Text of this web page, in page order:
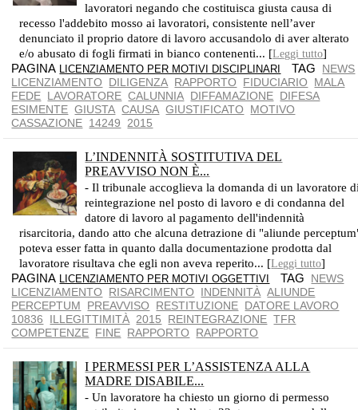
lavoratori negando che costituisca giusta causa di
recesso l'addebito mosso ai lavoratori, consistente nell’aver
denunciato il proprio datore di lavoro accusandolo di aver alterato
e/o abusato di fogli firmati in bianco contenenti... [Leggi tutto]
PAGINA LICENZIAMENTO PER MOTIVI DISCIPLINARI TAG NEWS
LICENZIAMENTO
DILIGENZA RAPPORTO FIDUCIARIO
MALA
FEDE LAVORATORE CALUNNIA DIFFAMAZIONE DIFESA
ESIMENTE GIUSTA CAUSA GIUSTIFICATO
MOTIVO
CASSAZIONE 14249 2015
L’INDENNITÀ SOSTITUTIVA DEL
PREAVVISO NON È...
- Il tribunale accoglieva la domanda di un lavoratore
reintegrazione nel posto di lavoro e di condanna del
datore di lavoro al pagamento dell'indennità
risarcitoria, dando atto che alcuna detrazione di "aliunde
poteva esser fatta in quanto dalla documentazione prodotta dal
lavoratore risultava che egli non aveva reperito... [Leggi tutto]
PAGINA LICENZIAMENTO PER MOTIVI OGGETTIVI TAG NEWS
LICENZIAMENTO
RISARCIMENTO INDENNITÀ ALIUNDE
PERCEPTUM
PREAVVISO RESTITUZIONE DATORE LAVORO
10836
ILLEGITTIMITÀ 2015 REINTEGRAZIONE TFR
COMPETENZE FINE RAPPORTO RAPPORTO
I PERMESSI PER L’ASSISTENZA ALLA
MADRE DISABILE...
- Un lavoratore ha chiesto un giorno di permesso